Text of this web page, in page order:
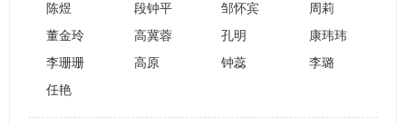
陈煜 段钟平 邹怀宾
周莉
董金玲
​高冀蓉 孔明
康玮玮
李珊珊
高原 钟蕊
李璐
任艳